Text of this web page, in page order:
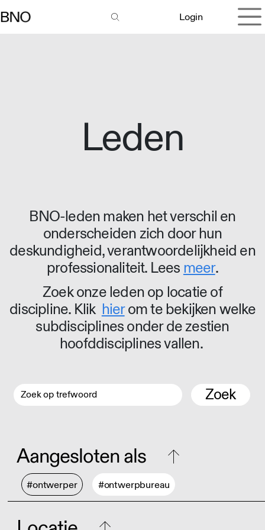
Login
Leden
BNO-leden maken het verschil en
onderscheiden zich door hun
deskundigheid, verantwoordelijkheid en
professionaliteit. Lees meer.
Zoek onze leden op locatie of
discipline. Klik hierom te bekijken welke
subdisciplines onder de zestien
hoofddisciplines vallen.
Zoek
Aangesloten als
#ontwerper #ontwerpbureau